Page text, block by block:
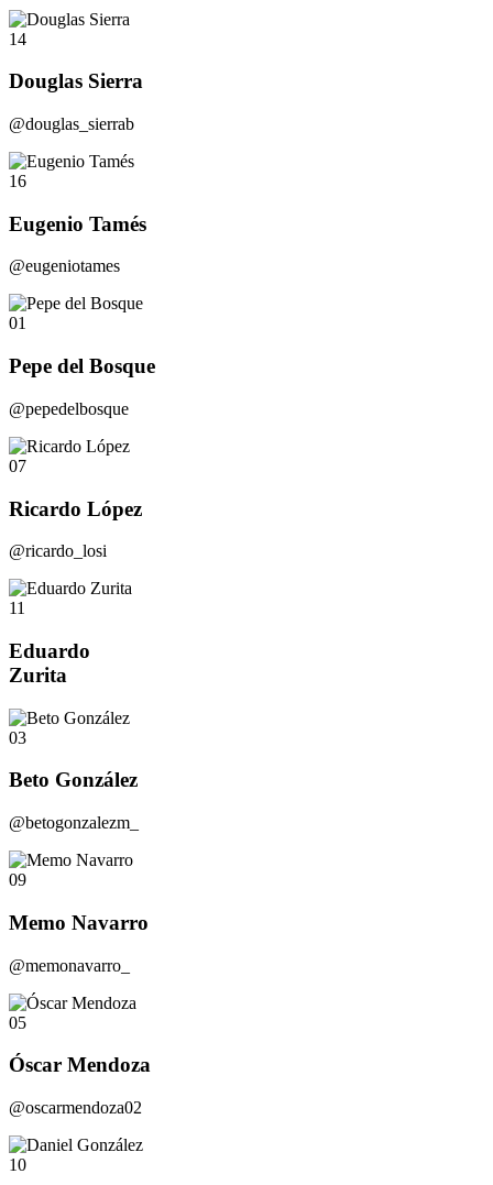
14
Douglas Sierra
@douglas_sierrab
16
Eugenio Tamés
@eugeniotames
01
Pepe del Bosque
@pepedelbosque
07
Ricardo López
@ricardo_losi
11
Eduardo
Zurita
03
Beto González
@betogonzalezm_
09
Memo Navarro
@memonavarro_
05
Óscar Mendoza
@oscarmendoza02
10